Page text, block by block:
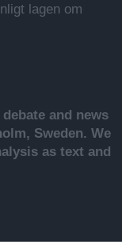
lagen om
and news
Sweden. We
as text and